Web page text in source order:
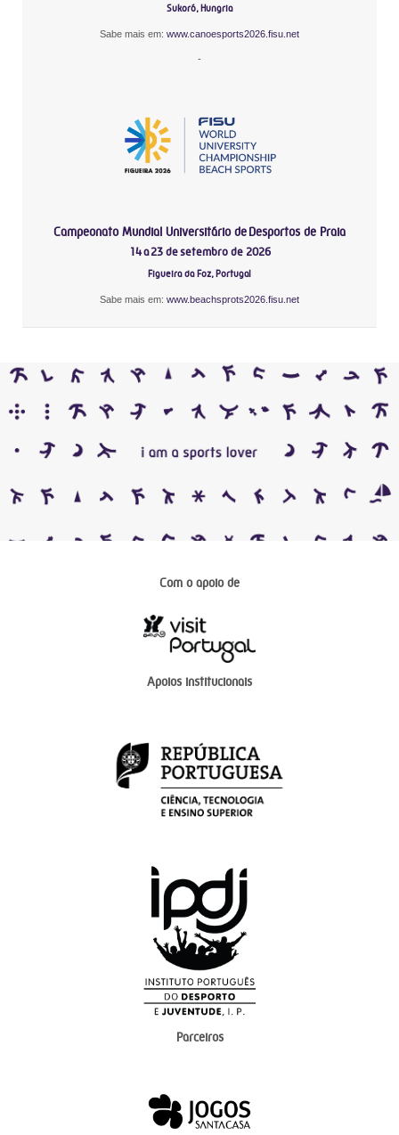
Sukoró, Hungria
Sabe mais em: www.canoesports2026.fisu.net
-
Campeonato Mundial Universitário de Desportos de Praia
14 a 23 de setembro de 2026
Figueira da Foz, Portugal
Sabe mais em: www.beachsprots2026.fisu.net
Com o apoio de
Apoios institucionais
Parceiros